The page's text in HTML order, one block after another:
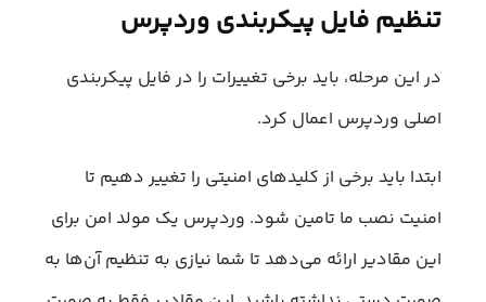
تنظیم فایل پیکربندی وردپرس
در این مرحله، باید برخی تغییرات را در فایل پیکربندی
اصلی وردپرس اعمال کرد.
ابتدا باید برخی از کلیدهای امنیتی را تغییر دهیم تا
امنیت نصب ما تامین‌ شود. وردپرس یک مولد امن برای
این مقادیر ارائه می‎‌دهد تا شما نیازی به تنظیم آن‌ها به